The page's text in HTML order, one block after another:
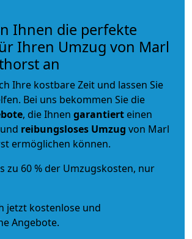
Ihnen die perfekte
Ihren Umzug von Marl
an
Ihre kostbare Zeit und lassen Sie
Bei uns bekommen Sie die
, die Ihnen garantiert einen
und reibungsloses Umzug von Marl
ermöglichen können.
zu 60 % der Umzugskosten, nur
jetzt kostenlose und
Angebote.